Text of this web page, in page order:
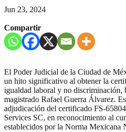
Jun 23, 2024
Compartir
El Poder Judicial de la Ciudad de
un hito significativo al obtener la
igualdad laboral y no discriminación,
magistrado Rafael Guerra Álvarez.
adjudicación del certificado FS-
Services SC, en reconocimiento al
establecidos por la Norma